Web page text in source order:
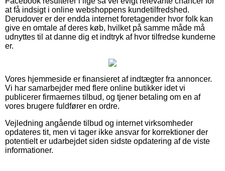
at få indsigt i online webshoppens kundetilfredshed.
Derudover er der endda internet foretagender hvor folk kan
give en omtale af deres køb, hvilket på samme måde må
udnyttes til at danne dig et indtryk af hvor tilfredse kunderne
er.
Vores hjemmeside er finansieret af indtægter fra annoncer.
Vi har samarbejder med flere online butikker idet vi
publicerer firmaernes tilbud, og tjener betaling om en af
vores brugere fuldfører en ordre.
Vejledning angående tilbud og internet virksomheder
opdateres tit, men vi tager ikke ansvar for korrektioner der
potentielt er udarbejdet siden sidste opdatering af de viste
informationer.